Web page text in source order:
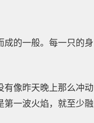
成的一般。每一只的身
有像昨天晚上那么冲动
第一波火焰，就至少融